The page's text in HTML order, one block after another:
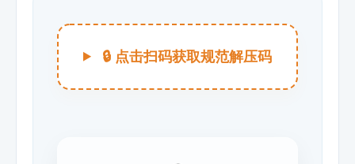
🔒 点击扫码获取规范解压码